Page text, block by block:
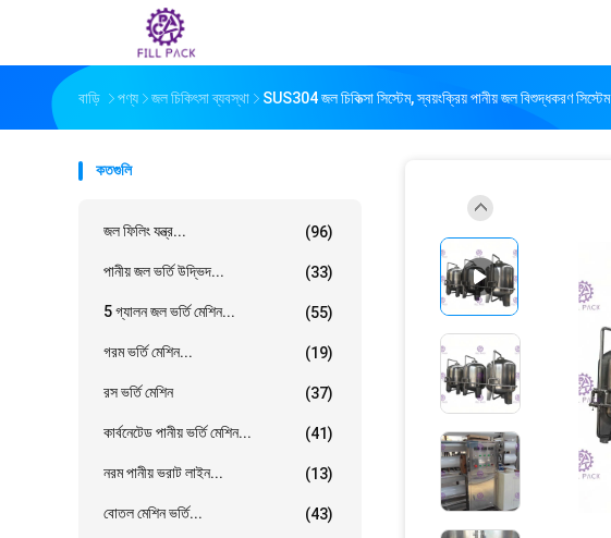
বাড়ি পণ্য জল চিকিৎসা ব্যবস্থা SUS304 জল চিকিত্সা সিস্টেম, স্বয়ংক্রিয় পানীয় জল বিশুদ্ধকরণ সিস্টেম
কতগুলি
জল ফিলিং যন্ত্র... (96)
পানীয় জল ভর্তি উদ্ভিদ... (33)
5 গ্যালন জল ভর্তি মেশিন... (55)
গরম ভর্তি মেশিন... (19)
রস ভর্তি মেশিন (37)
কার্বনেটেড পানীয় ভর্তি মেশিন... (41)
নরম পানীয় ভরাট লাইন... (13)
বোতল মেশিন ভর্তি... (43)